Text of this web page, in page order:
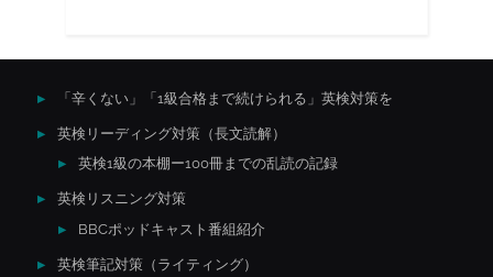
「辛くない」「1級合格まで続けられる」英検対策を
英検リーディング対策（長文読解）
英検1級の本棚ー100冊までの乱読の記録
英検リスニング対策
BBCポッドキャスト番組紹介
英検筆記対策（ライティング）